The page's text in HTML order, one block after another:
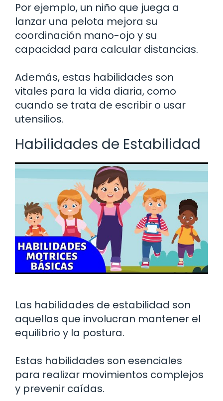
Por ejemplo, un niño que juega a
lanzar una pelota mejora su
coordinación mano-ojo y su
capacidad para calcular distancias.
Además, estas habilidades son
vitales para la vida diaria, como
cuando se trata de escribir o usar
utensilios.
Habilidades de Estabilidad
Las habilidades de estabilidad son
aquellas que involucran mantener el
equilibrio y la postura.
Estas habilidades son esenciales
para realizar movimientos complejos
y prevenir caídas.